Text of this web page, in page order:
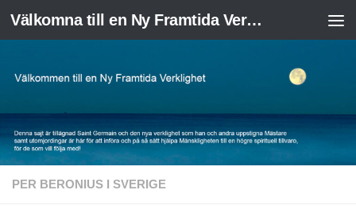
Skip to content Välkomna till en Ny Framtida Verklighet
PER BERONIUS I SVERIGE